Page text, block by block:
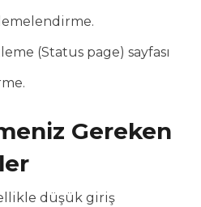
(Status page) sayfası
Gereken
düşük giriş